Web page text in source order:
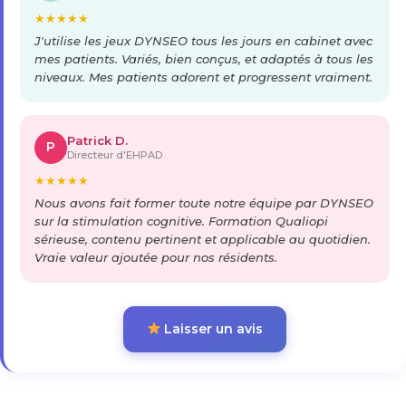
★★★★★
J'utilise les jeux DYNSEO tous les jours en cabinet avec
mes patients. Variés, bien conçus, et adaptés à tous les
niveaux. Mes patients adorent et progressent vraiment.
P Patrick D.
Directeur d'EHPAD
★★★★★
Nous avons fait former toute notre équipe par DYNSEO
sur la stimulation cognitive. Formation Qualiopi
sérieuse, contenu pertinent et applicable au quotidien.
Vraie valeur ajoutée pour nos résidents.
Laisser un avis